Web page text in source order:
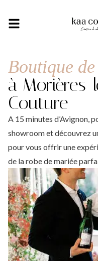
Boutique
à Morières-
Couture
A 15 minutes d’Avignon,
showroom et découvrez
pour vous offrir une
de la robe de mariée